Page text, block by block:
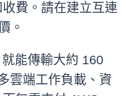
費。請在建立互連
。
能傳輸大約 160
雲端工作負載、資